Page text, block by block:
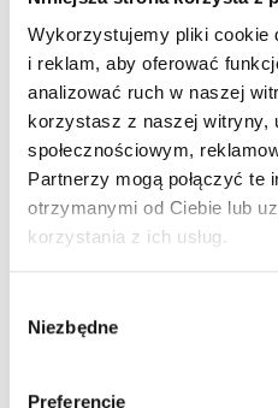
Wykorzystujemy pliki cookie
i reklam, aby oferować
analizować ruch w naszej
korzystasz z naszej witryny,
społecznościowym,
Partnerzy mogą połączyć te
otrzymanymi od Ciebie lub
korzystania z ich usług.
zgody
Niezbędne
Preferencje